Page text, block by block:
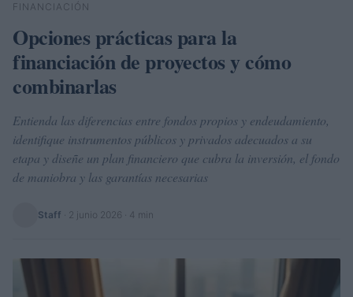
Buscar
FINANCIACIÓN
Opciones prácticas para la
financiación de proyectos y cómo
combinarlas
Entienda las diferencias entre fondos propios y endeudamiento,
identifique instrumentos públicos y privados adecuados a su
etapa y diseñe un plan financiero que cubra la inversión, el fondo
de maniobra y las garantías necesarias
Staff 2 junio 2026 · 4 min